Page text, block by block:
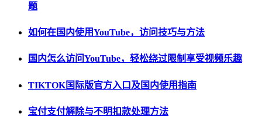
题
如何在国内使用YouTube，访问技巧与方法
国内怎么访问YouTube，轻松绕过限制享受视频乐趣
TIKTOK国际版官方入口及国内使用指南
宝付支付解除与不明扣款处理方法